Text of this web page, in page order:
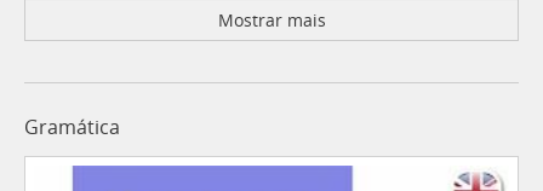
Mostrar mais
Gramática